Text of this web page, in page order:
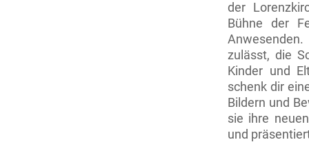
der
Bühne der
zulässt, die
Kinder und
schenk dir
Bildern und
sie ihre
und